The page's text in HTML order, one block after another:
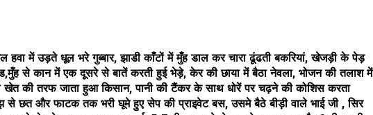
में उड़ते धूल भरे गुब्बार, झाडी काँटों में मुँह डाल कर चारा ढूंढती बकरियां, खेजड़ी के पेड़
से कान में एक दूसरे से बातें करती हुई भेड़े, केर की छाया में बैठा नेवला, भोजन की तलाश में
की तरफ जाता हुआ किसान, पानी की टैंकर के साथ धोरें पर चढ़ने की कोशिस करता
और फाटक तक भरी घूमे हुए सेप की प्राइवेट बस, उसमे बैठे बीड़ी वाले भाई जी , सिर